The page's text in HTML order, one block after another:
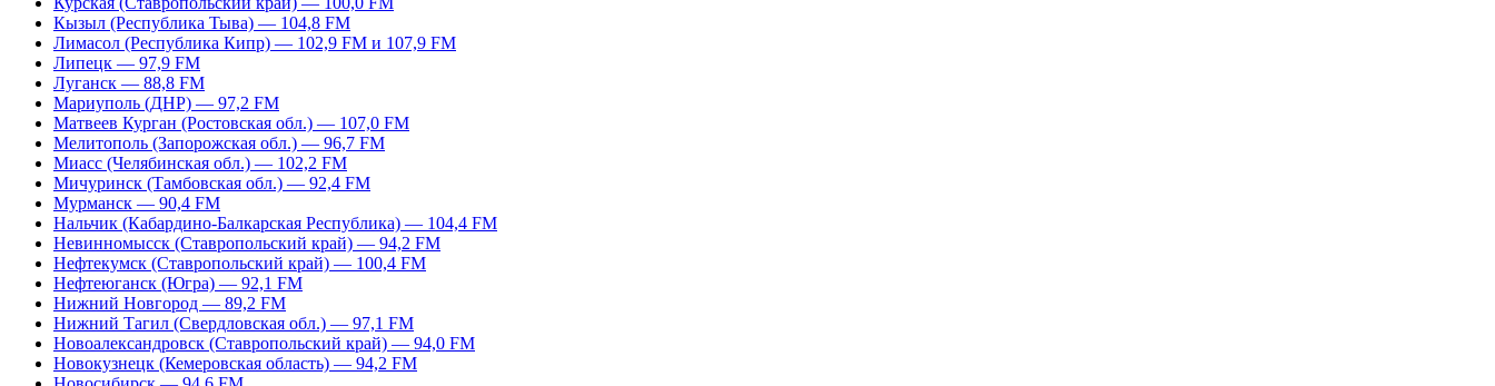
Кызыл (Республика Тыва) — 104,8 FM
Лимасол (Республика Кипр) — 102,9 FM и 107,9 FM
Липецк — 97,9 FM
Луганск — 88,8 FM
Мариуполь (ДНР) — 97,2 FM
Матвеев Курган (Ростовская обл.) — 107,0 FM
Мелитополь (Запорожская обл.) — 96,7 FM
Миасс (Челябинская обл.) — 102,2 FM
Мичуринск (Тамбовская обл.) — 92,4 FM
Мурманск — 90,4 FM
Нальчик (Кабардино-Балкарская Республика) — 104,4 FM
Невинномысск (Ставропольский край) — 94,2 FM
Нефтекумск (Ставропольский край) — 100,4 FM
Нефтеюганск (Югра) — 92,1 FM
Нижний Новгород — 89,2 FM
Нижний Тагил (Свердловская обл.) — 97,1 FM
Новоалександровск (Ставропольский край) — 94,0 FM
Новокузнецк (Кемеровская область) — 94,2 FM